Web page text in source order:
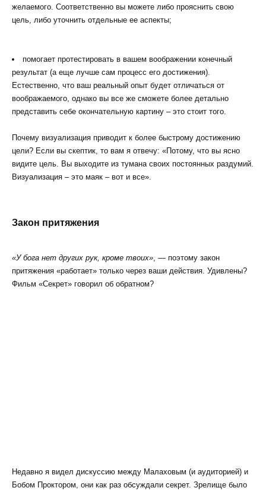
желаемого. Соответственно вы можете либо прояснить свою
цель, либо уточнить отдельные ее аспекты;
помогает протестировать в вашем воображении конечный
результат (а еще лучше сам процесс его достижения).
Естественно, что ваш реальный опыт будет отличаться от
воображаемого, однако вы все же сможете более детально
представить себе окончательную картину – это стоит того.
Почему визуализация приводит к более быстрому достижению
цели? Если вы скептик, то вам я отвечу: «Потому, что вы ясно
видите цель. Вы выходите из тумана своих постоянных раздумий.
Визуализация – это маяк – вот и все».
Закон притяжения
«У бога нет других рук, кроме твоих» , — поэтому закон
притяжения «работает» только через ваши действия. Удивлены?
Фильм «Секрет» говорил об обратном?
Недавно я видел дискуссию между Малаховым (и аудиторией) и
Бобом Проктором, они как раз обсуждали секрет. Зрелище было